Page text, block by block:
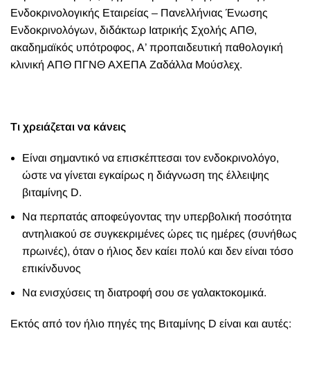
Ενδοκρινολογικής Εταιρείας – Πανελλήνιας Ένωσης
Ενδοκρινολόγων, διδάκτωρ Ιατρικής Σχολής ΑΠΘ,
ακαδημαϊκός υπότροφος, Α’ προπαιδευτική παθολογική
κλινική ΑΠΘ ΠΓΝΘ ΑΧΕΠΑ Ζαδάλλα Μούσλεχ.
Τι χρειάζεται να κάνεις
Είναι σημαντικό να επισκέπτεσαι τον ενδοκρινολόγο,
ώστε να γίνεται εγκαίρως η διάγνωση της έλλειψης
βιταμίνης D.
Να περπατάς αποφεύγοντας την υπερβολική ποσότητα
αντηλιακού σε συγκεκριμένες ώρες τις ημέρες (συνήθως
πρωινές), όταν ο ήλιος δεν καίει πολύ και δεν είναι τόσο
επικίνδυνος
Να ενισχύσεις τη διατροφή σου σε γαλακτοκομικά.
Εκτός από τον ήλιο πηγές της Βιταμίνης D είναι και αυτές: